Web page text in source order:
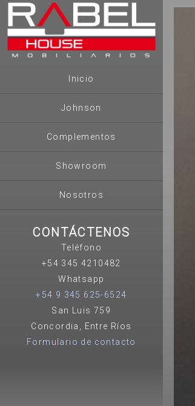
Inicio
Johnson
Complementos
Showroom
Nosotros
CONTÁCTENOS
Teléfono
+54 345 4210482
Whatsapp
+54 9 345 625-6524
San Luis 759
Concordia, Entre Ríos
Formulario de contacto